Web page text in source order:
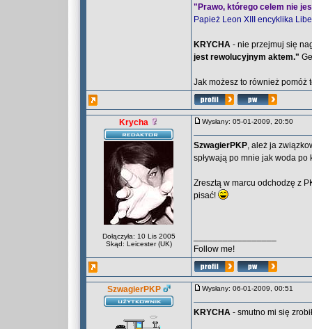
"Prawo, którego celem nie
Papież Leon XIII encyklika
KRYCHA - nie przejmuj się
jest rewolucyjnym aktem."
Jak możesz to również pomóż
Krycha
Dołączyła: 10 Lis 2005
Skąd: Leicester (UK)
Wysłany: 05-01-2009, 20:50
SzwagierPKP, ależ ja
spływają po mnie jak woda po
Zresztą w marcu odchodzę z
pisać!
Follow me!
SzwagierPKP Wysłany: 06-01-2009, 00:51
KRYCHA - smutno mi się